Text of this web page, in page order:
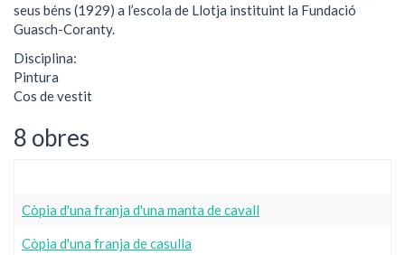
seus béns (1929) a l’escola de Llotja instituint la Fundació
Guasch-Coranty.
Disciplina:
Pintura
Cos de vestit
8 obres
Còpia d'una franja d'una manta de cavall
Còpia d'una franja de casulla